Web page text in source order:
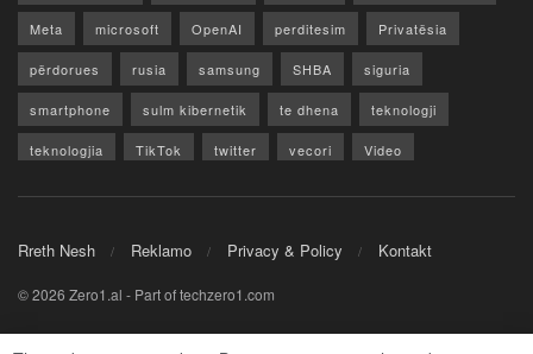
Meta microsoft OpenAI perditesim Privatësia
përdorues rusia samsung SHBA siguria
smartphone sulm kibernetik te dhena teknologji
teknologjia TikTok twitter vecori Video
Rreth Nesh Reklamo Privacy & Policy Kontakt
© 2026 Zero1.al - Part of techzero1.com